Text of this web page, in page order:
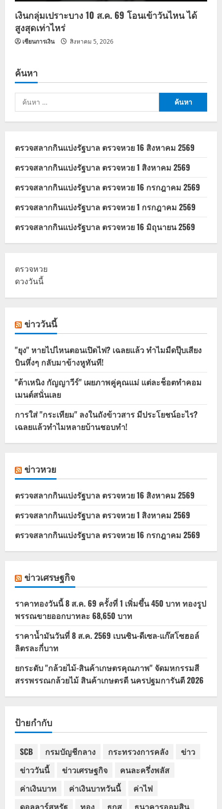
เงินกลุ่มเปราะบาง 10 ส.ค. 69 โอนเข้าวันไหน ได้
สูงสุดเท่าไหร่
เซียนการเงิน สิงหาคม 5, 2026
ค้นหา
ค้นหา
สำหรับ:
ตรวจสลากกินแบ่งรัฐบาล ตรวจหวย 16 สิงหาคม 2569
ตรวจสลากกินแบ่งรัฐบาล ตรวจหวย 1 สิงหาคม 2569
ตรวจสลากกินแบ่งรัฐบาล ตรวจหวย 16 กรกฎาคม 2569
ตรวจสลากกินแบ่งรัฐบาล ตรวจหวย 1 กรกฎาคม 2569
ตรวจสลากกินแบ่งรัฐบาล ตรวจหวย 16 มิถุนายน 2569
ตรวจหวย
ดวงวันนี้
ข่าววันนี้
"ยุง" หายไปไหนตอนเปิดไฟ? เฉลยแล้ว ทำไมมืดปุ๊บเสียง
บินหึ่งๆ กลับมาข้างหูทันที!
"ต้าเหนิง กัญญาวีร์" เผยภาพคู่คุณแม่ แต่ละช็อตทำคอม
เมนต์สนั่นเลย
การใส่ "กระเทียม" ลงในถังข้าวสาร มีประโยชน์อะไร?
เฉลยแล้วทำไมหลายบ้านชอบทำ!
ข่าวหวย
ตรวจสลากกินแบ่งรัฐบาล ตรวจหวย 16 สิงหาคม 2569
ตรวจสลากกินแบ่งรัฐบาล ตรวจหวย 1 สิงหาคม 2569
ตรวจสลากกินแบ่งรัฐบาล ตรวจหวย 16 กรกฎาคม 2569
ข่าวเศรษฐกิจ
ราคาทองวันนี้ 8 ส.ค. 69 ครั้งที่ 1 เพิ่มขึ้น 450 บาท ทองรูป
พรรณขายออกบาทละ 68,650 บาท
ราคาน้ำมันวันที่ 8 ส.ค. 2569 เบนซิน-ดีเซล-แก๊สโซฮอล์
ลิตรละกี่บาท
ยกระดับ "กล้วยไม้-สินค้าเกษตรคุณภาพ" จัดมหกรรมสี
สรรพรรณกล้วยไม้ สินค้าเกษตรดี นครปฐมการันตี 2026
ป้ายกำกับ
SCB กรมบัญชีกลาง กระทรวงการคลัง
ข่าว
ข่าววันนี้
ข่าวเศรษฐกิจ
คนละครึ่งพลัส
ค่าเงินบาท
ค่าเงินบาทวันนี้
ค่าไฟ